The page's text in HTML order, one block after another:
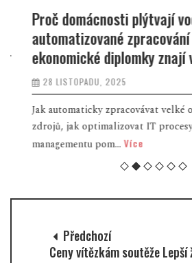
Proč domácnosti plýtvají
automatizované zpracování
ekonomické diplomky znají
28 LISTOPADU, 2025
Jak automaticky zpracovávat velké
zdrojů, jak optimalizovat IT procesy
managementu pom...Více
Předchozí
Ceny vítězkám soutěže Lepší